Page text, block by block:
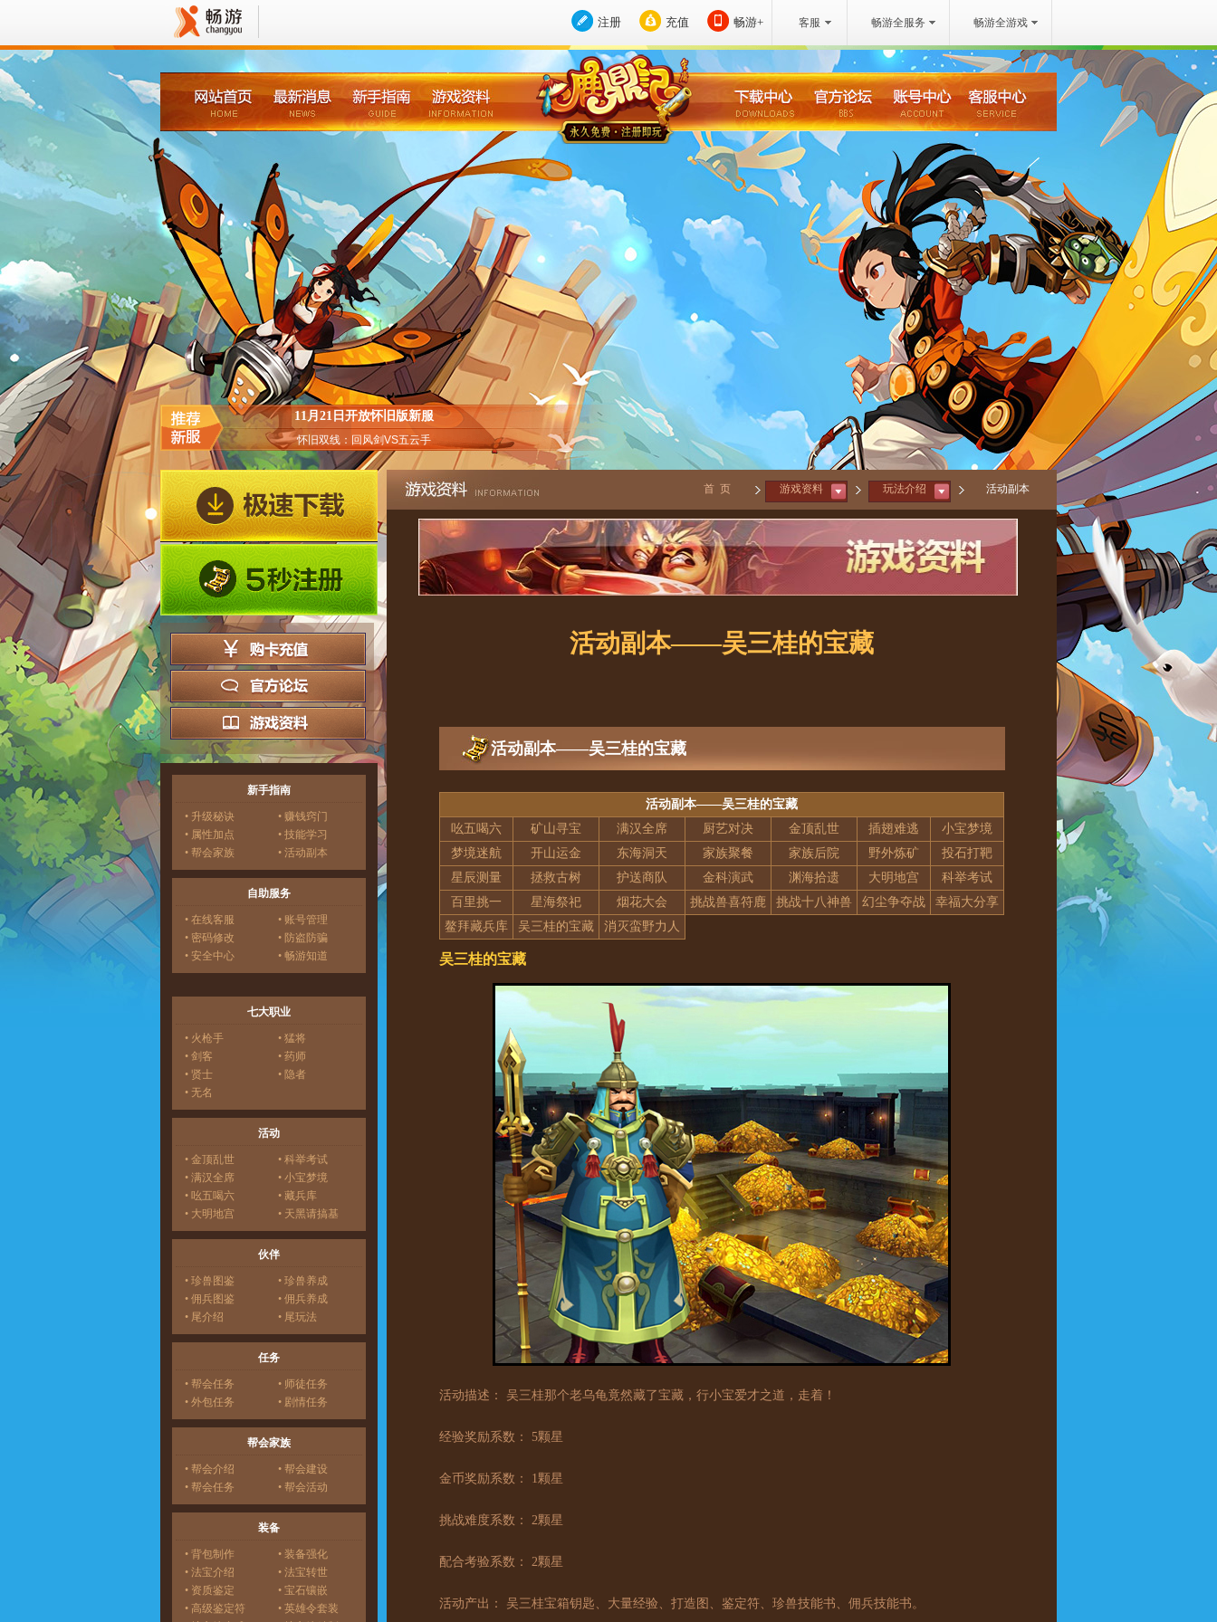
注册 充值 畅游+ 客服 畅游全服务 畅游全游戏
11月21日开放怀旧版新服
怀旧双线：回风剑VS五云手
新手指南
• 升级秘诀
• 赚钱窍门
• 属性加点
• 技能学习
• 帮会家族
• 活动副本
自助服务
• 在线客服
• 账号管理
• 密码修改
• 防盗防骗
• 安全中心
• 畅游知道
七大职业
• 火枪手
• 猛将
• 剑客
• 药师
• 贤士
• 隐者
• 无名
活动
• 金顶乱世
• 科举考试
• 满汉全席
• 小宝梦境
• 吆五喝六
• 藏兵库
• 大明地宫
• 天黑请搞基
伙伴
• 珍兽图鉴
• 珍兽养成
• 佣兵图鉴
• 佣兵养成
• 尾介绍
• 尾玩法
任务
• 帮会任务
• 师徒任务
• 外包任务
• 剧情任务
帮会家族
• 帮会介绍
• 帮会建设
• 帮会任务
• 帮会活动
装备
• 背包制作
• 装备强化
• 法宝介绍
• 法宝转世
• 资质鉴定
• 宝石镶嵌
• 高级鉴定符
• 英雄令套装
首 页 游戏资料 玩法介绍 活动副本
活动副本——吴三桂的宝藏
活动副本——吴三桂的宝藏
活动副本——吴三桂的宝藏
吆五喝六
矿山寻宝 满汉全席 厨艺对决 金顶乱世 插翅难逃
小宝梦境
梦境迷航
开山运金 东海洞天 家族聚餐 家族后院 野外炼矿
投石打靶
星辰测量
拯救古树 护送商队 金科演武 渊海拾遗 大明地宫
科举考试
百里挑一
星海祭祀 烟花大会 挑战兽喜符鹿 挑战十八神兽 幻尘争夺战
幸福大分享
鳌拜藏兵库
吴三桂的宝藏 消灭蛮野力人
吴三桂的宝藏
活动描述： 吴三桂那个老乌龟竟然藏了宝藏，行小宝爱才之道，走着！
经验奖励系数： 5颗星
金币奖励系数： 1颗星
挑战难度系数： 2颗星
配合考验系数： 2颗星
活动产出： 吴三桂宝箱钥匙、大量经验、打造图、鉴定符、珍兽技能书、佣兵技能书。